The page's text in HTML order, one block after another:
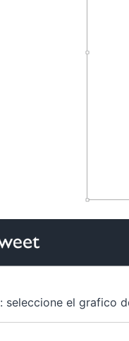
: seleccione el grafico